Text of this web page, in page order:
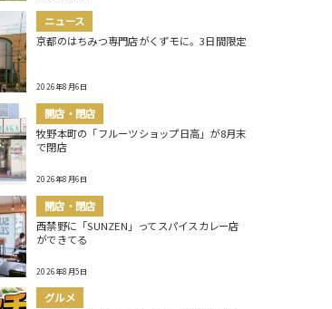
ニュース
京都のはちみつ専門店がくずモに。3日間限定
2026年8月6日
開店・閉店
牧野本町の「フルーツショップ日高」が8月末
で閉店
2026年8月6日
開店・閉店
西禁野に「SUNZEN」ってスパイスカレー店
ができてる
2026年8月5日
グルメ